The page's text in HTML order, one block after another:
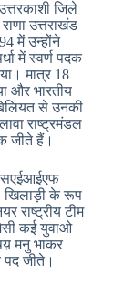
जिले
उत्तराखंड
में उन्होंने
में स्वर्ण पदक
मात्र 18
और भारतीय
से उनकी
राष्ट्रमंडल
जीते हैं।
खिलाड़ी के रूप
राष्ट्रीय टीम
कई युवाओ
मनु भाकर
जीते।